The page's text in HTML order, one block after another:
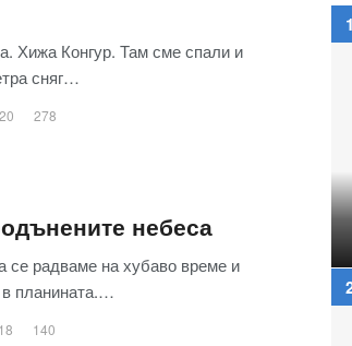
Хижа Конгур. Там сме спали и
сняг…
278
небеса
се радваме на хубаво време и
в планината.…
140